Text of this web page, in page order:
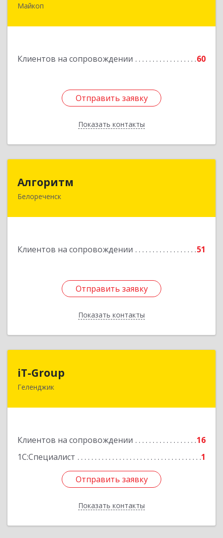
Майкоп
Клиентов на сопровождении 60
Отправить заявку
Показать контакты
385006, Адыгея Респ, Майкоп г, Калинина ул,
Отправить заявку
Назад
Алгоритм
Белореченск
Клиентов на сопровождении 51
Отправить заявку
Показать контакты
352630, Краснодарский край, Белореченский р-
Отправить заявку
Назад
iT-Group
Геленджик
Клиентов на сопровождении
16
1С:Специалист
1
Отправить заявку
Показать контакты
353460, Краснодарский край, Геленджик г,
Отправить заявку
Назад